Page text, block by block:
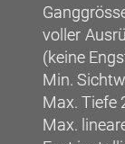
voller
(keine
Min.
Max. Tiefe
Max.